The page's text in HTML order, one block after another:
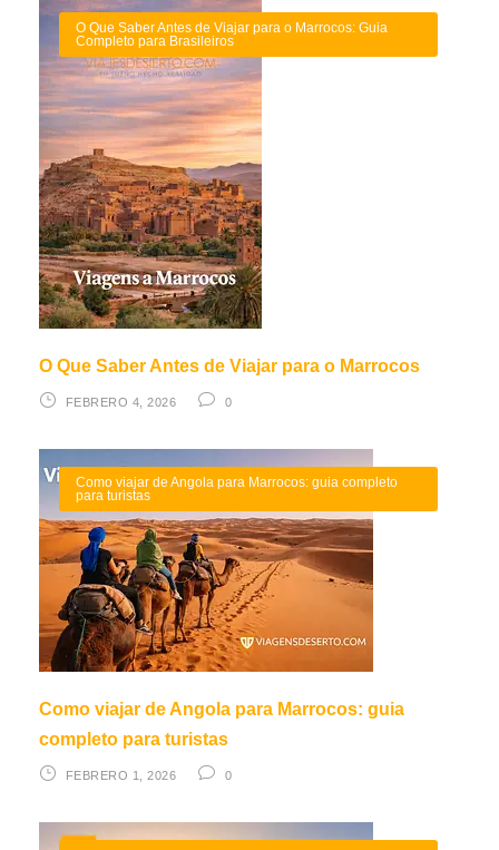
O Que Saber Antes de Viajar para o Marrocos: Guia
Completo para Brasileiros
O Que Saber Antes de Viajar para o Marrocos
FEBRERO 4, 2026 0
Como viajar de Angola para Marrocos: guia completo
para turistas
Como viajar de Angola para Marrocos: guia
completo para turistas
FEBRERO 1, 2026 0